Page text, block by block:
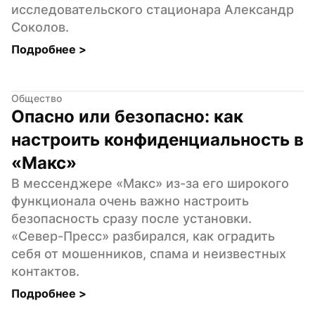
исследовательского стационара Александр
Соколов.
Подробнее >
Общество
Опасно или безопасно: как
настроить конфиденциальность в
«Макс»
В мессенджере «Макс» из-за его широкого
функционала очень важно настроить
безопасность сразу после установки.
«Север-Пресс» разбирался, как оградить
себя от мошенников, спама и неизвестных
контактов.
Подробнее >